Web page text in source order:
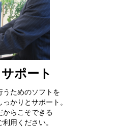
ポート
うためのソフトを
かりとサポート。
からこそできる
用ください。